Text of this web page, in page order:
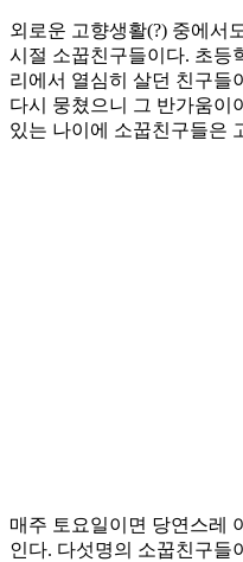
외로운 고향생활(?) 중에서
시절 소꿉친구들이다. 초등
리에서 열심히 살던 친구들
다시 뭉쳤으니 그 반가움이
있는 나이에 소꿉친구들은
매주 토요일이면 당연스레
인다. 다섯명의 소꿉친구들